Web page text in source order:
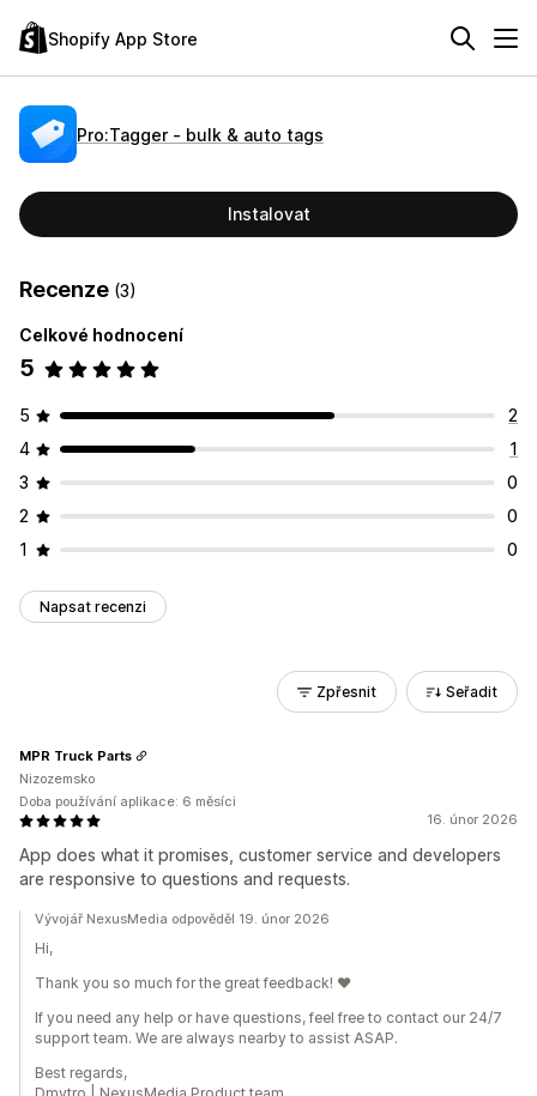
Shopify App Store
Pro:Tagger ‑ ​bulk & auto tags
Instalovat
Recenze (3)
Celkové hodnocení
5
5
2
4
1
3
0
2
0
1
0
Napsat recenzi
Zpřesnit Seřadit
16. únor 2026
App does what it promises, customer service and developers
are responsive to questions and requests.
MPR Truck Parts
Nizozemsko
Doba používání aplikace: 6 měsíci
Vývojář NexusMedia odpověděl 19. únor 2026
Hi,
Thank you so much for the great feedback! ♥️
If you need any help or have questions, feel free to contact our 24/7
support team. We are always nearby to assist ASAP.
Best regards,